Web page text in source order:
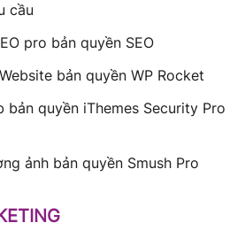
cầu
pro bản quyền SEO
bản quyền WP Rocket
bản quyền iThemes Security Pro
ảnh bản quyền Smush Pro